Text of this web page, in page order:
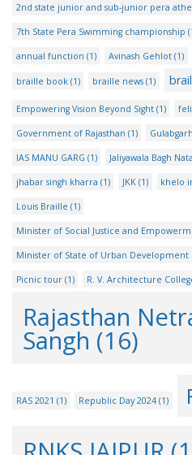
2nd state junior and sub-junior pera
7th State Pera Swimming championship
annual function (1) Avinash Gehlot(1)
braille book(1) braille news(1)
Empowering Vision Beyond Sight(1)
Government of Rajasthan (1)
IAS MANU GARG (1) Jaliyawala Bagh
jhabar singh kharra (1) JKK(1) khelo
Louis Braille (1)
Minister of Social Justice and
Minister of State of Urban
Picnic tour(1) R. V. Architecture
Rajasthan
Sangh (16)
RAS 2021 (1) Republic Day 2024(1)